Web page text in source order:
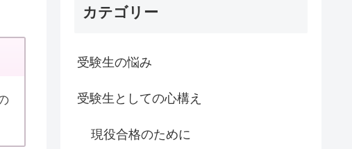
カテゴリー
受験生の悩み
受験生としての心構え
現役合格のために